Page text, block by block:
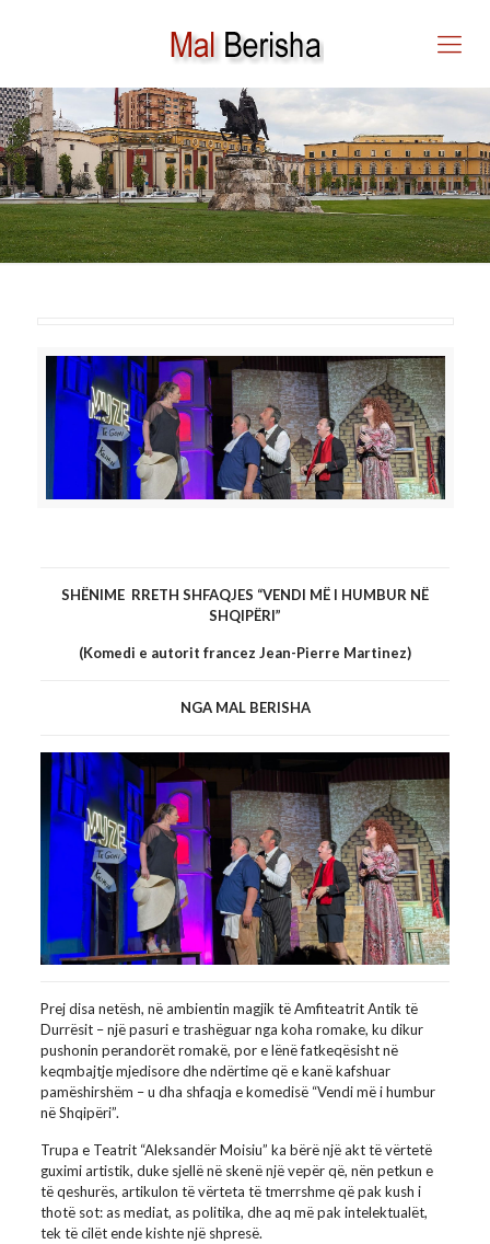
MAL BERISHA – SHËNIME
RRETH SHFAQJES “VENDI
MË I HUMBUR NË
SHQIPËRI”
SHËNIME RRETH SHFAQJES “VENDI MË I HUMBUR NË
SHQIPËRI”
(Komedi e autorit francez Jean-Pierre Martinez)
NGA MAL BERISHA
Prej disa netësh, në ambientin magjik të Amfiteatrit Antik të
Durrësit – një pasuri e trashëguar nga koha romake, ku dikur
pushonin perandorët romakë, por e lënë fatkeqësisht në
keqmbajtje mjedisore dhe ndërtime që e kanë kafshuar
pamëshirshëm – u dha shfaqja e komedisë “Vendi më i humbur
në Shqipëri”.
Trupa e Teatrit “Aleksandër Moisiu” ka bërë një akt të vërtetë
guximi artistik, duke sjellë në skenë një vepër që, nën petkun e
të qeshurës, artikulon të vërteta të tmerrshme që pak kush i
thotë sot: as mediat, as politika, dhe aq më pak intelektualët,
tek të cilët ende kishte një shpresë.